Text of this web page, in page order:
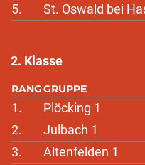
5. St. Oswald bei
2. Klasse
RANGGRUPPE
1. Plöcking 1
2.
Julbach 1
3.
Altenfelden 1